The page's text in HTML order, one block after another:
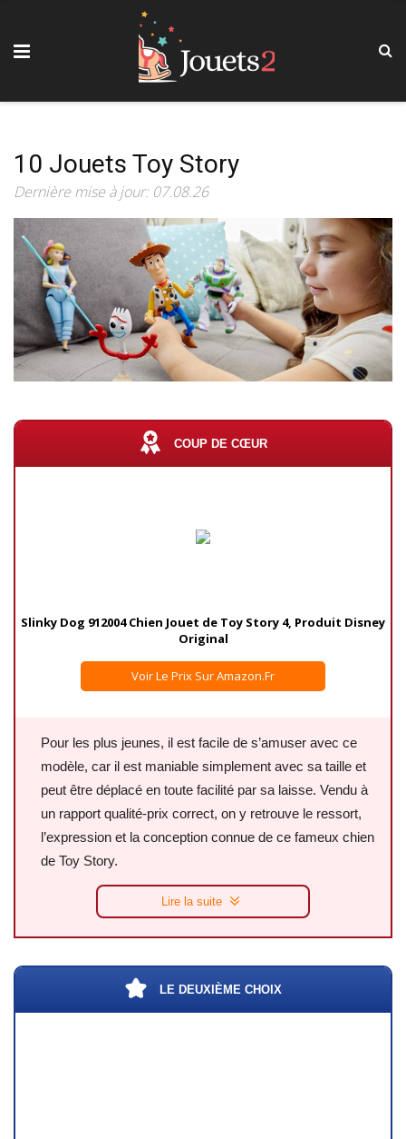
10 Jouets Toy Story
Dernière mise à jour: 07.08.26
COUP DE CŒUR
Slinky Dog 912004 Chien Jouet de Toy Story 4, Produit Disney
Original
Voir Le Prix Sur Amazon.fr
Pour les plus jeunes, il est facile de s’amuser avec ce
modèle, car il est maniable simplement avec sa taille et
peut être déplacé en toute facilité par sa laisse. Vendu à
un rapport qualité-prix correct, on y retrouve le ressort,
l’expression et la conception connue de ce fameux chien
de Toy Story.
Lire la suite
LE DEUXIÈME CHOIX